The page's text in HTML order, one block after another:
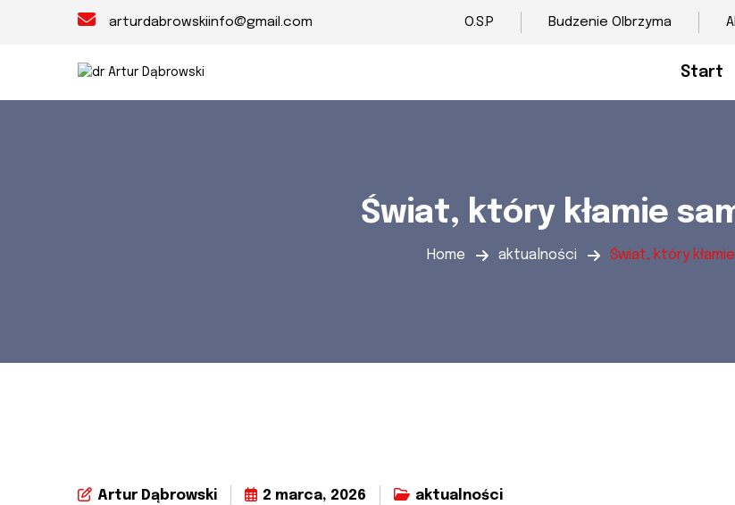
arturdabrowskiinfo@gmail.com O.S.P Budzenie Olbrzyma
Start
Świat, który kłamie
Home aktualności Świat, który kłamie
Artur Dąbrowski 2 marca, 2026 aktualności